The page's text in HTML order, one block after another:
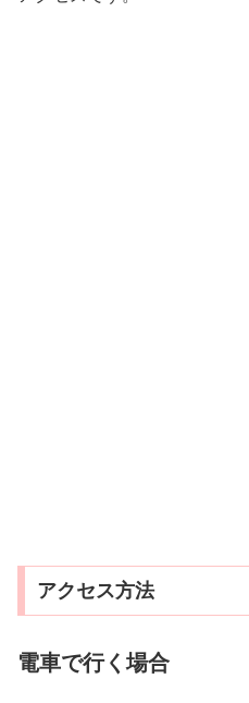
アクセス方法
電車で行く場合